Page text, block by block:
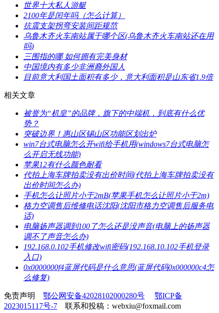
​世界十大私人游艇
​2100年是闰年吗（怎么计算）
​抗震支架拐弯安装间距规范
​乌鲁木齐火车南站属于哪个区(乌鲁木齐火车南站还在用
吗)
​三围指的哪 如何拥有完美身材
​中国境内有多少非洲裔外国人
​目前意大利国土面积有多少，意大利面积是山东省1.9倍
相关文章
​被誉为“机皇”的品牌，旗下的中端机，到底有什么优
势？
​突破边界！惠山区锡山区功能区划出炉
​win7台式电脑怎么开wifi给手机用(windows7台式电脑怎
么开启无线功能)
​苹果12有什么颜色耐看
​代拍上海车牌拍卖没有出价时间(代拍上海车牌拍卖没有
出价时间怎么办)
​手机怎么让照片小于2mB(苹果手机怎么让照片小于2m)
​格力空调售后维修电话沈阳(沈阳市格力空调售后服务电
话)
​电脑扬声器调到100了怎么还是没声音(电脑上的扬声器
调不了声音怎么办)
​192.168.0.102手机修改wifi密码(192.168.10.102手机登录
入口)
​0x0000000f4蓝屏代码是什么意思(蓝屏代码0x000000c4怎
么修复)
免责声明 鄂公网安备42028102000280号
鄂ICP备
2023015117号-7 联系和投稿：webxiu@foxmail.com